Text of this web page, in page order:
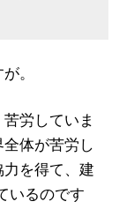
。
労していま
体が苦労し
を得て、建
いるのです